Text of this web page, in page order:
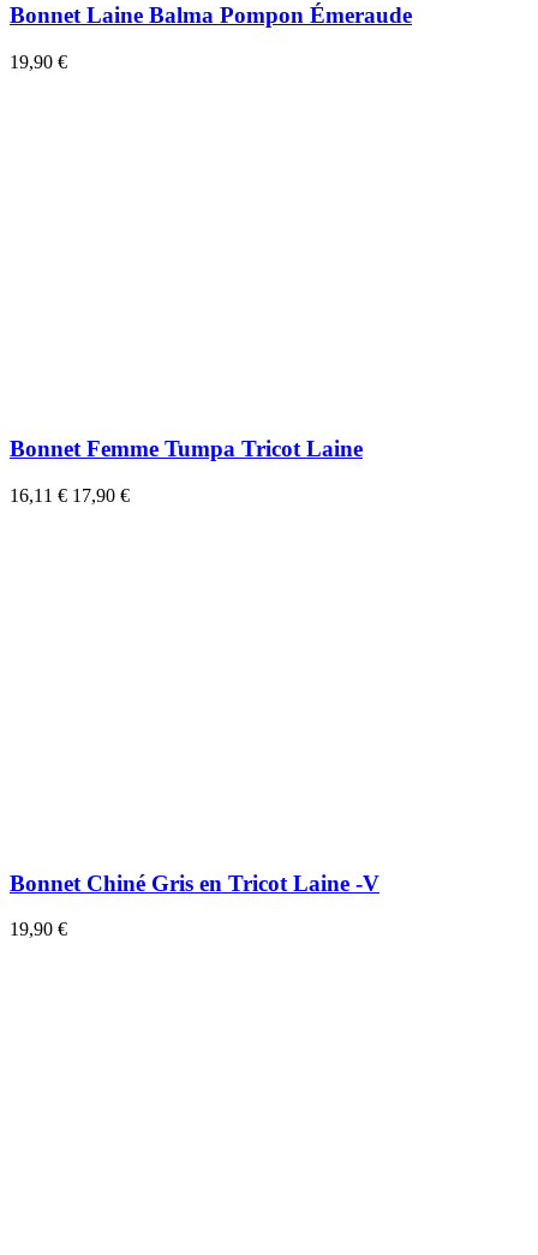
Bonnet Laine Balma Pompon Émeraude
19,90 €
Bonnet Femme Tumpa Tricot Laine
16,11 € 17,90 €
Bonnet Chiné Gris en Tricot Laine -V
19,90 €